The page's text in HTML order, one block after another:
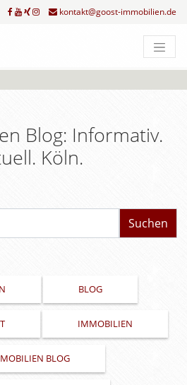
kontakt@goost-immobilien.de
Blog: Informativ.
Köln.
BLOG
IMMOBILIEN
BLOG